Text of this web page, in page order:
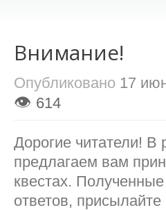
Внимание!
Опубликовано 17
👁 614
Дорогие читатели! В
предлагаем вам
квестах.
ответов,